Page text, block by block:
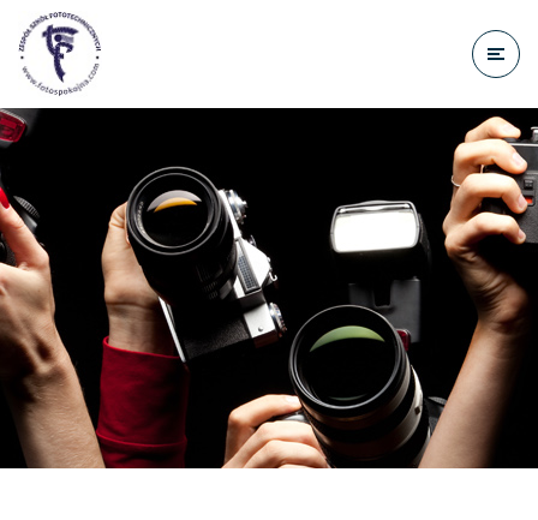
treści